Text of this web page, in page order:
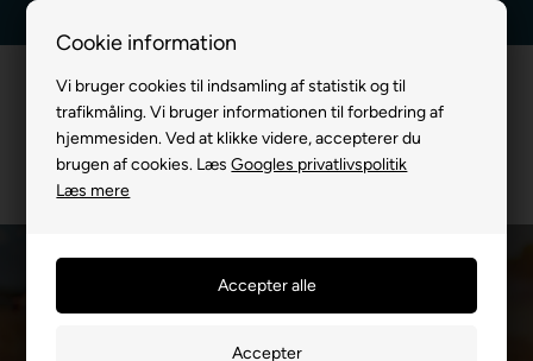
Cookie information
Vi bruger cookies til indsamling af statistik og til
trafikmåling. Vi bruger informationen til forbedring af
hjemmesiden. Ved at klikke videre, accepterer du
brugen af cookies. LæsGoogles privatlivspolitik
Læs mere
Hundesnacks med Hest
Du er her:TIL HUND/Godbidder & Kødben/Hundesnacks med Hest